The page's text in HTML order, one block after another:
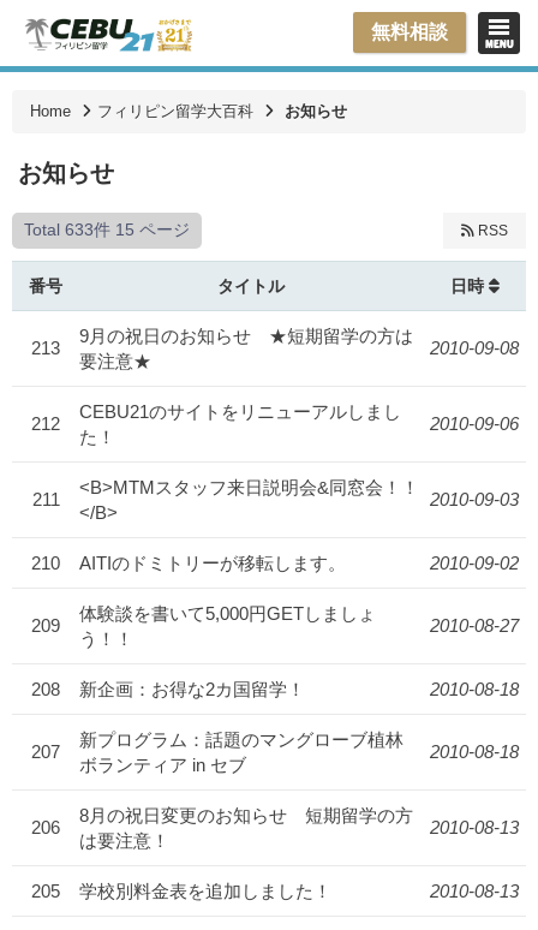
無料相談
Home フィリピン留学大百科 お知らせ
お知らせ
Total 633件 15 ページ RSS
番号 タイトル 日時
213
9月の祝日のお知らせ ★短期留学の方は
要注意★
2010-09-08
212
CEBU21のサイトをリニューアルしまし
た！
2010-09-06
211
<B>MTMスタッフ来日説明会&同窓会！！
</B>
2010-09-03
210 AITIのドミトリーが移転します。 2010-09-02
209
体験談を書いて5,000円GETしましょ
う！！
2010-08-27
208 新企画：お得な2カ国留学！ 2010-08-18
207
新プログラム：話題のマングローブ植林
ボランティア in セブ
2010-08-18
206
8月の祝日変更のお知らせ 短期留学の方
は要注意！
2010-08-13
205 学校別料金表を追加しました！ 2010-08-13